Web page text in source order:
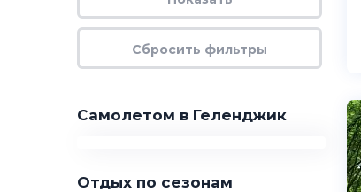
Самолетом в Геленджик
Отдых по сезонам